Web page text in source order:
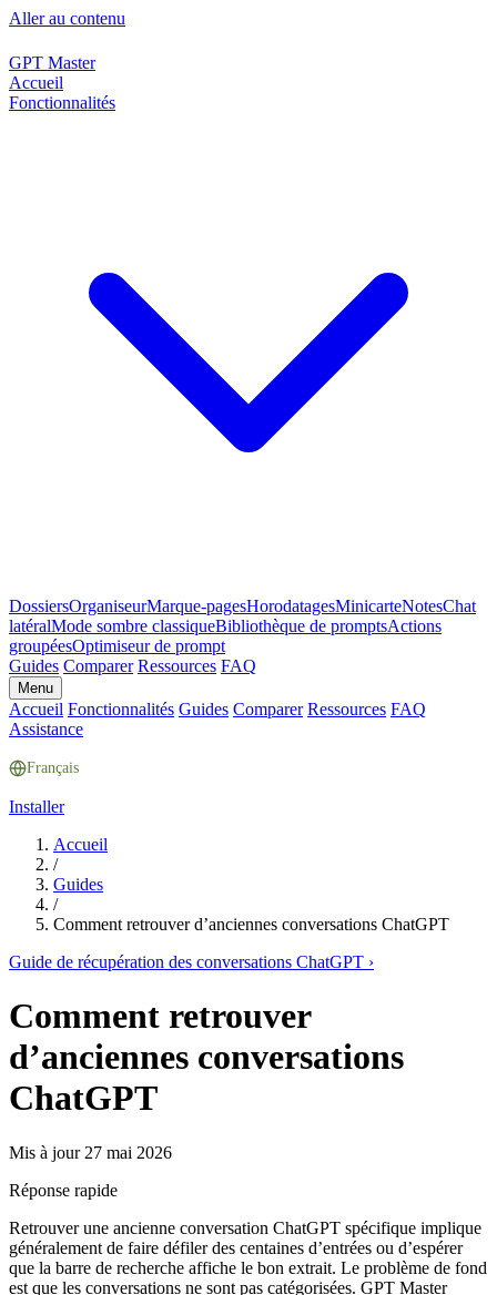
Aller au contenu
GPT Master
Accueil
Fonctionnalités
DossiersOrganiseurMarque-pagesHorodatagesMinicarteNotesChat
latéralMode sombre classiqueBibliothèque de promptsActions
groupéesOptimiseur de prompt
Guides Comparer Ressources FAQ
Menu
Accueil Fonctionnalités Guides Comparer Ressources FAQ
Assistance
Français
Installer
Accueil
/
Guides
/
Comment retrouver d’anciennes conversations ChatGPT
Guide de récupération des conversations ChatGPT ›
Comment retrouver
d’anciennes conversations
ChatGPT
Mis à jour 27 mai 2026
Réponse rapide
Retrouver une ancienne conversation ChatGPT spécifique implique
généralement de faire défiler des centaines d’entrées ou d’espérer
que la barre de recherche affiche le bon extrait. Le problème de fond
est que les conversations ne sont pas catégorisées. GPT Master